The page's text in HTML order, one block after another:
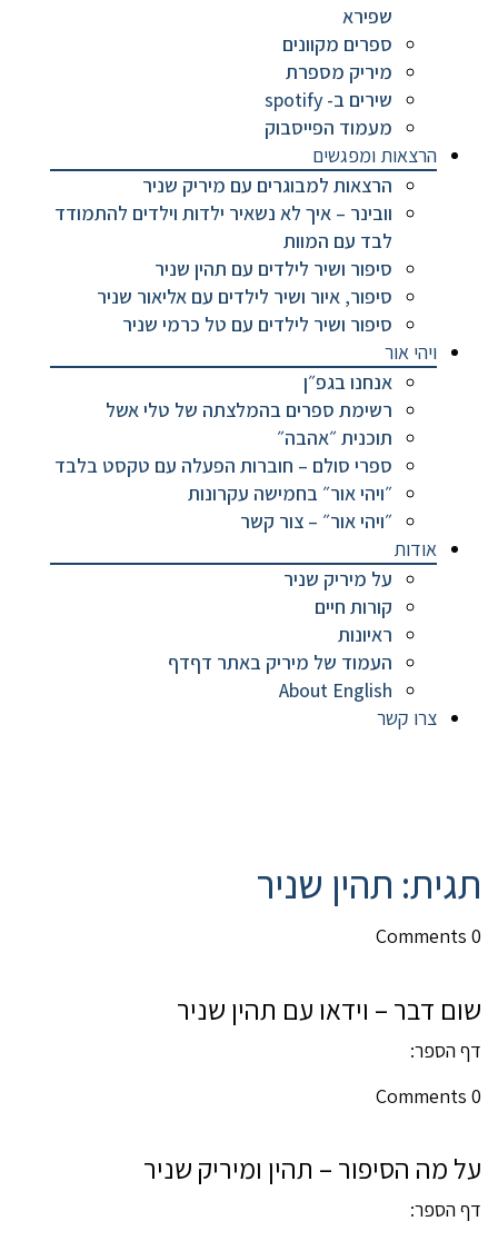
שפירא
ספרים מקוונים
מיריק מספרת
שירים ב- spotify
מעמוד הפייסבוק
הרצאות ומפגשים
הרצאות למבוגרים עם מיריק שניר
וובינר – איך לא נשאיר ילדות וילדים להתמודד
לבד עם המוות
סיפור ושיר לילדים עם תהין שניר
סיפור, איור ושיר לילדים עם אליאור שניר
סיפור ושיר לילדים עם טל כרמי שניר
ויהי אור
אנחנו בגפ״ן
רשימת ספרים בהמלצתה של טלי אשל
תוכנית ״אהבה״
ספרי סולם – חוברות הפעלה עם טקסט בלבד
״ויהי אור״ בחמישה עקרונות
״ויהי אור״ – צור קשר
אודות
על מיריק שניר
קורות חיים
ראיונות
העמוד של מיריק באתר דףדף
About English
צרו קשר
תגית: תהין שניר
0 Comments
שום דבר – וידאו עם תהין שניר
דף הספר:
0 Comments
על מה הסיפור – תהין ומיריק שניר
דף הספר: